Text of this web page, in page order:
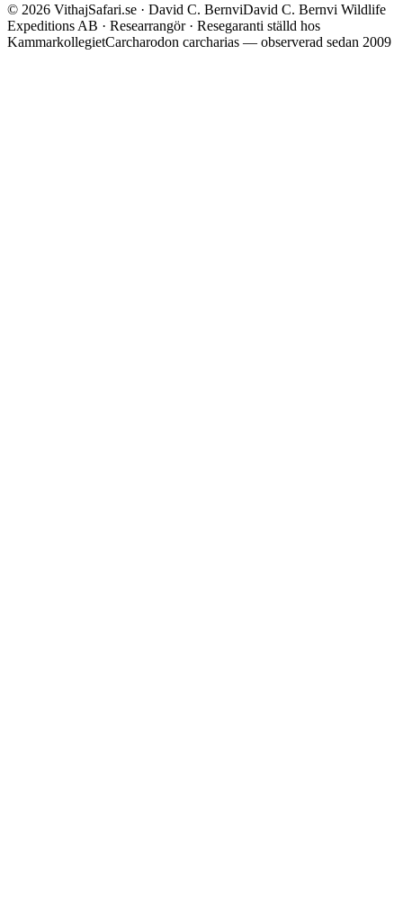
© 2026 VithajSafari.se · David C. BernviDavid C. Bernvi Wildlife
Expeditions AB · Researrangör · Resegaranti ställd hos
KammarkollegietCarcharodon carcharias — observerad sedan 2009